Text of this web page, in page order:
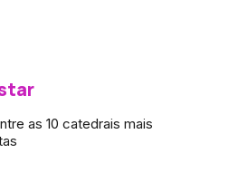
as 10 catedrais mais